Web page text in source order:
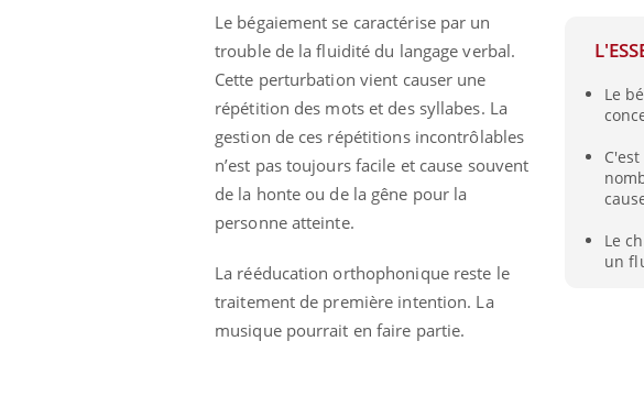
Le
Le
un
Le bégaiement se caractérise par un
trouble de la fluidité du langage verbal.
Cette perturbation vient causer une
répétition des mots et des syllabes. La
gestion de ces répétitions incontrôlables
n’est pas toujours facile et cause souvent
de la honte ou de la gêne pour la
personne atteinte.
La rééducation orthophonique reste le
traitement de première intention. La
musique pourrait en faire partie.
Youtube
Fatigue, irritabilité, brouillard mental ou
même alopécie… Les symptômes de la
carence en fer sont multiples ce qui la rend
osait en parler??
En 2026, l'insuline dans
reste entourée d'idées
patients comme